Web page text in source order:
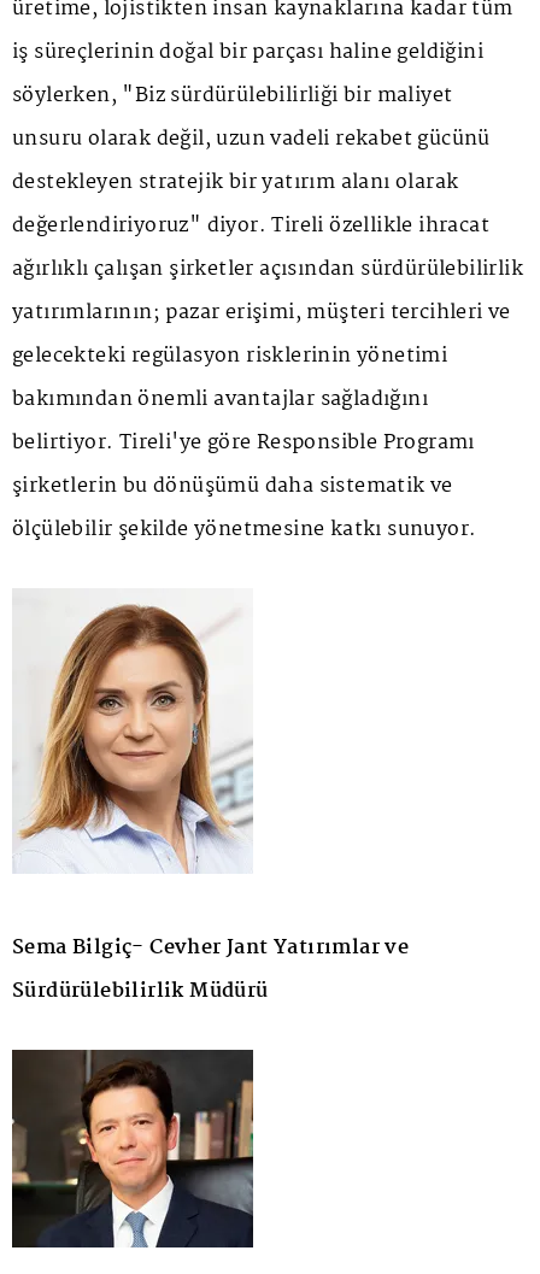
üretime, lojistikten insan kaynaklarına kadar tüm
iş süreçlerinin doğal bir parçası haline geldiğini
söylerken, "Biz sürdürülebilirliği bir maliyet
unsuru olarak değil, uzun vadeli rekabet gücünü
destekleyen stratejik bir yatırım alanı olarak
değerlendiriyoruz" diyor. Tireli özellikle ihracat
ağırlıklı çalışan şirketler açısından sürdürülebilirlik
yatırımlarının; pazar erişimi, müşteri tercihleri ve
gelecekteki regülasyon risklerinin yönetimi
bakımından önemli avantajlar sağladığını
belirtiyor. Tireli'ye göre Responsible Programı
şirketlerin bu dönüşümü daha sistematik ve
ölçülebilir şekilde yönetmesine katkı sunuyor.
Sema Bilgiç- Cevher Jant Yatırımlar ve
Sürdürülebilirlik Müdürü